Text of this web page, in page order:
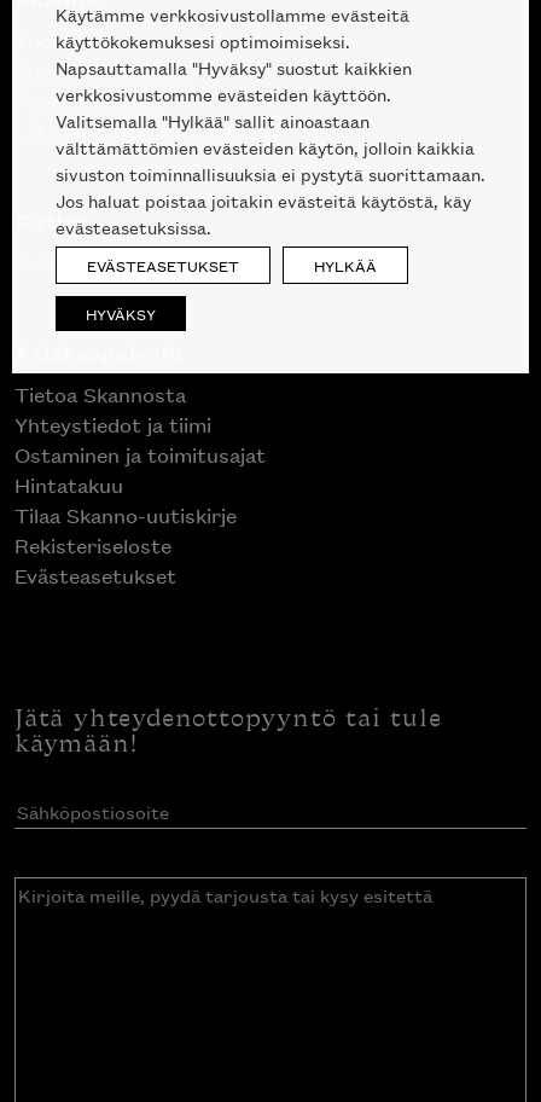
Tuotteet
Suunnittelupalvelu
Projektimyynti
Liike Helsingin keskustassa
Outlet
Poistuvat mallikappaleet
Tietoa Skannosta
Yhteystiedot ja tiimi
Ostaminen ja toimitusajat
Hintatakuu
Tilaa Skanno-uutiskirje
Rekisteriseloste
Evästeasetukset
Jätä yhteydenottopyyntö tai tule
käymään!
Sähköpostiosoite(Pakollinen)
Kirjoita
Käytämme verkkosivustollamme evästeitä
käyttökokemuksesi optimoimiseksi.
Napsauttamalla "Hyväksy" suostut kaikkien
verkkosivustomme evästeiden käyttöön.
Valitsemalla "Hylkää" sallit ainoastaan
välttämättömien evästeiden käytön, jolloin kaikkia
sivuston toiminnallisuuksia ei pystytä suorittamaan.
Jos haluat poistaa joitakin evästeitä käytöstä, käy
evästeasetuksissa.
EVÄSTEASETUKSET HYLKÄÄ
HYVÄKSY